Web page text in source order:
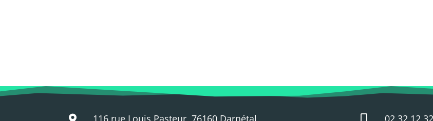
 116 rue Louis Pasteur, 76160 Darnétal 02 32 12